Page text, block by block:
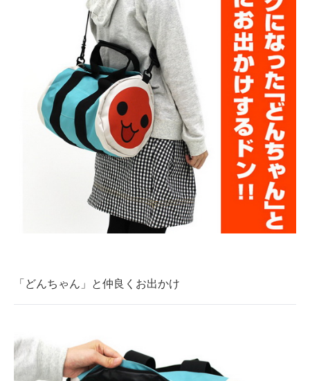
建設×テクノロジーの最前線
ちょっと気になるネットの話題
「どんちゃん」と仲良くお出かけ